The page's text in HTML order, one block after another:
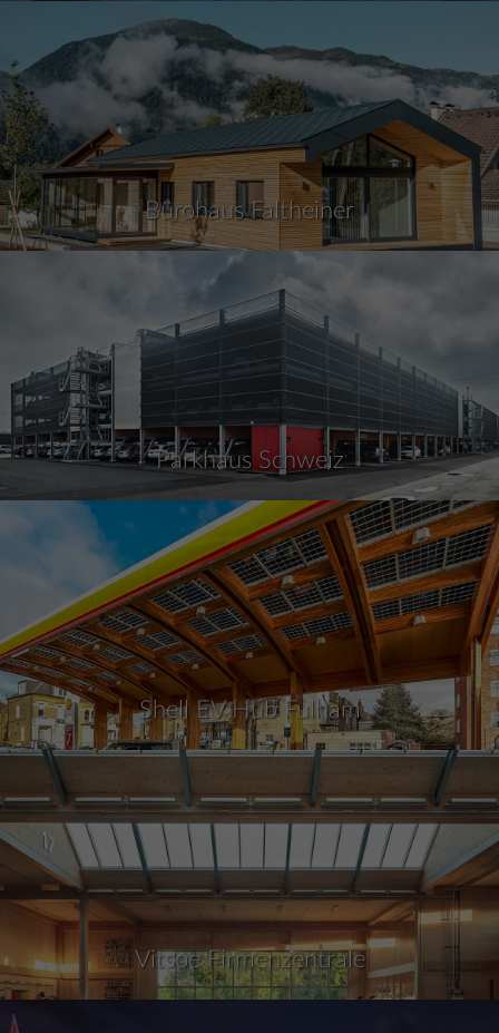
Bürohaus Faltheiner
Parkhaus Schweiz
Shell EV Hub Fulham
Vitsoe Firmenzentrale